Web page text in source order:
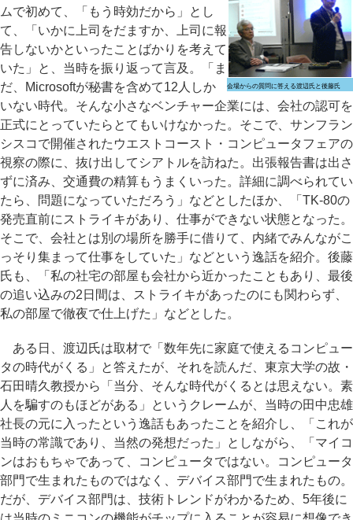
会場からの質問に答える渡辺氏と後藤氏
ムで初めて、「もう時効だから」とし
て、「いかに上司をだますか、上司に報
告しないかといったことばかりを考えて
いた」と、当時を振り返って言及。「ま
だ、Microsoftが秘書を含めて12人しか
いない時代。そんな小さなベンチャー企業には、会社の認可を
正式にとっていたらとてもいけなかった。そこで、サンフラン
シスコで開催されたウエストコースト・コンピュータフェアの
視察の際に、抜け出してシアトルを訪ねた。出張報告書は出さ
ずに済み、交通費の精算もうまくいった。詳細に調べられてい
たら、問題になっていただろう」などとしたほか、「TK-80の
発売直前にストライキがあり、仕事ができない状態となった。
そこで、会社とは別の場所を勝手に借りて、内緒でみんながこ
っそり集まって仕事をしていた」などという逸話を紹介。後藤
氏も、「私の社宅の部屋も会社から近かったこともあり、最後
の追い込みの2日間は、ストライキがあったのにも関わらず、
私の部屋で徹夜で仕上げた」などとした。
ある日、渡辺氏は取材で「数年先に家庭で使えるコンピュー
タの時代がくる」と答えたが、それを読んだ、東京大学の故・
石田晴久教授から「当分、そんな時代がくるとは思えない。素
人を騙すのもほどがある」というクレームが、当時の田中忠雄
社長の元に入ったという逸話もあったことを紹介し、「これが
当時の常識であり、当然の発想だった」としながら、「マイコ
ンはおもちゃであって、コンピュータではない。コンピュータ
部門で生まれたものではなく、デバイス部門で生まれたもの。
だが、デバイス部門は、技術トレンドがわかるため、5年後に